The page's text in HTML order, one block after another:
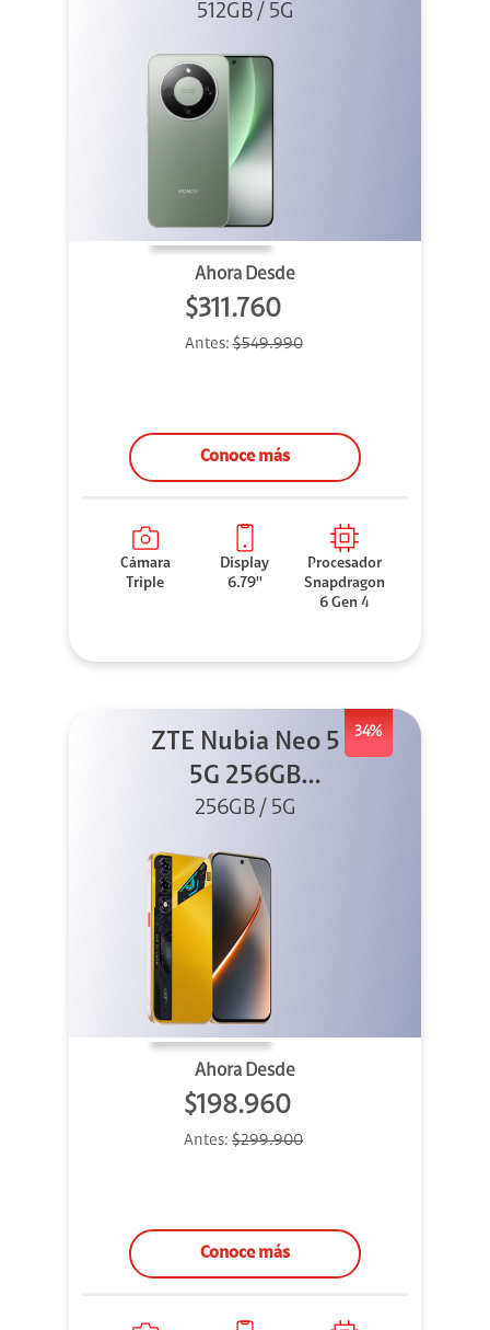
Verde
512GB / 5G
Ahora Desde
$311.760
Antes:$549.990
Conoce más
Cámara
Triple
Display
6.79''
Procesador
Snapdragon
6 Gen 4
34%
ZTE Nubia Neo 5
5G 256GB
Dorado
256GB / 5G
Ahora Desde
$198.960
Antes: $299.900
Conoce más